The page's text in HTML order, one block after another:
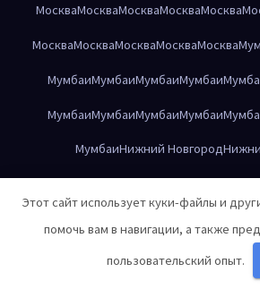
МоскваМоскваМоскваМоскваМосква
МоскваМоскваМоскваМоскваМосква
МумбаиМумбаиМумбаиМумбаи
МумбаиМумбаиМумбаиМумбаи
МумбаиНижний Новгород
Нижний НовгородНижний Новгород
Нижний Новгород
Этот сайт использует куки-файлы и
помочь вам в навигации, а также
пользовательский опыт.